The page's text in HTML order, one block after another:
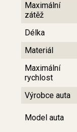
Maximální
zátěž
Délka
Materiál
Maximální
rychlost
Výrobce auta
Model auta